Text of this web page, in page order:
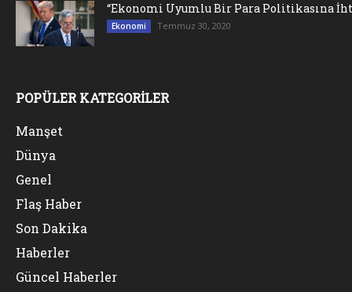
“Ekonomi Uyumlu Bir Para Politikasına
Ekonomi Temmuz 30, 2020
POPÜLER KATEGORİLER
Manşet
Dünya
Genel
Flaş Haber
Son Dakika
Haberler
Güncel Haberler